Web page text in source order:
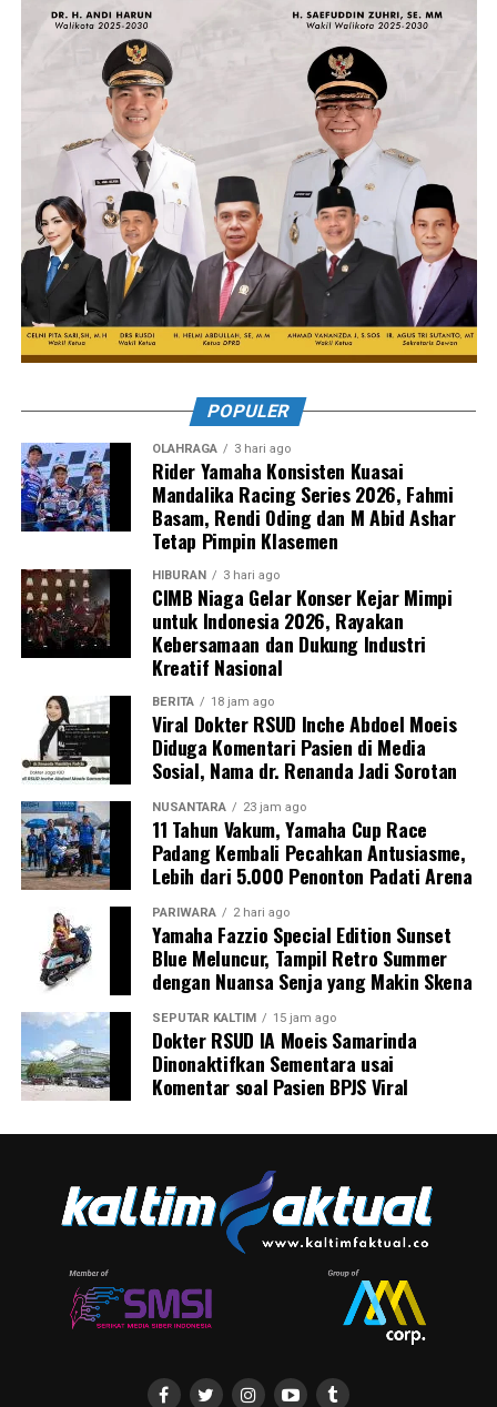
POPULER
OLAHRAGA 3 hari ago
Rider Yamaha Konsisten Kuasai
Mandalika Racing Series 2026, Fahmi
Basam, Rendi Oding dan M Abid Ashar
Tetap Pimpin Klasemen
HIBURAN 3 hari ago
CIMB Niaga Gelar Konser Kejar Mimpi
untuk Indonesia 2026, Rayakan
Kebersamaan dan Dukung Industri
Kreatif Nasional
BERITA 18 jam ago
Viral Dokter RSUD Inche Abdoel Moeis
Diduga Komentari Pasien di Media
Sosial, Nama dr. Renanda Jadi Sorotan
NUSANTARA 23 jam ago
11 Tahun Vakum, Yamaha Cup Race
Padang Kembali Pecahkan Antusiasme,
Lebih dari 5.000 Penonton Padati Arena
PARIWARA 2 hari ago
Yamaha Fazzio Special Edition Sunset
Blue Meluncur, Tampil Retro Summer
dengan Nuansa Senja yang Makin Skena
SEPUTAR KALTIM 15 jam ago
Dokter RSUD IA Moeis Samarinda
Dinonaktifkan Sementara usai
Komentar soal Pasien BPJS Viral